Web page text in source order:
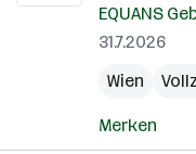
EQUANS
31.7.2026
Wien
Merken